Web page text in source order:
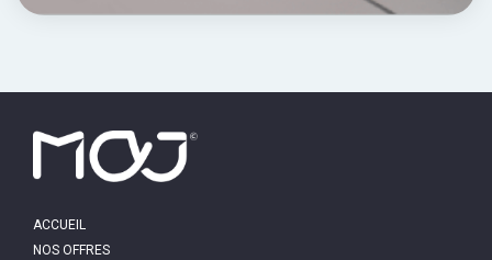
MAIN
ACCUEIL
NOS OFFRES